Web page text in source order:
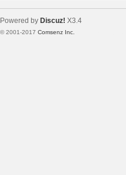
Powered by Discuz! X3.4
© 2001-2017 Comsenz Inc.